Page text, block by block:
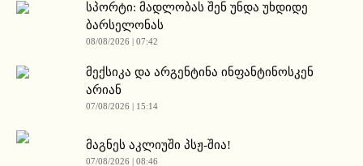
სპორტი: მადლობას შენ უნდა უხდიდე
ბარსელონას
08/08/2026 | 07:42
მექსიკა და არგენტინა ინფანტინოსკენ
არიან
07/08/2026 | 15:14
მაგნეს აკლიუში პსჟ-შია!
07/08/2026 | 08:46